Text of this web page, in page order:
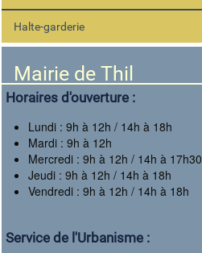
Halte-garderie
Mairie de Thil
Horaires d'ouverture :
Lundi : 9h à 12h / 14h à 18h
Mardi : 9h à 12h
Mercredi : 9h à 12h / 14h à 17h30
Jeudi : 9h à 12h / 14h à 18h
Vendredi : 9h à 12h / 14h à 18h
Service de l'Urbanisme :